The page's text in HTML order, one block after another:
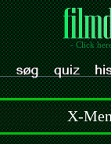
- Click
X-